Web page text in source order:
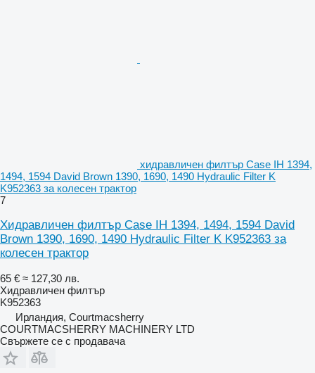
хидравличен филтър Case IH 1394,
1494, 1594 David Brown 1390, 1690, 1490 Hydraulic Filter K
K952363 за колесен трактор
7
Хидравличен филтър Case IH 1394, 1494, 1594 David
Brown 1390, 1690, 1490 Hydraulic Filter K K952363 за
колесен трактор
65 € ≈ 127,30 лв.
Хидравличен филтър
K952363
Ирландия, Courtmacsherry
COURTMACSHERRY MACHINERY LTD
Свържете се с продавача